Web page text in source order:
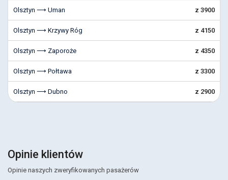
Olsztyn ⟶ Uman z 3900
Olsztyn ⟶ Krzywy Róg z 4150
Olsztyn ⟶ Zaporoże z 4350
Olsztyn ⟶ Połtawa z 3300
Olsztyn ⟶ Dubno z 2900
Opinie klientów
Opinie naszych zweryfikowanych pasażerów